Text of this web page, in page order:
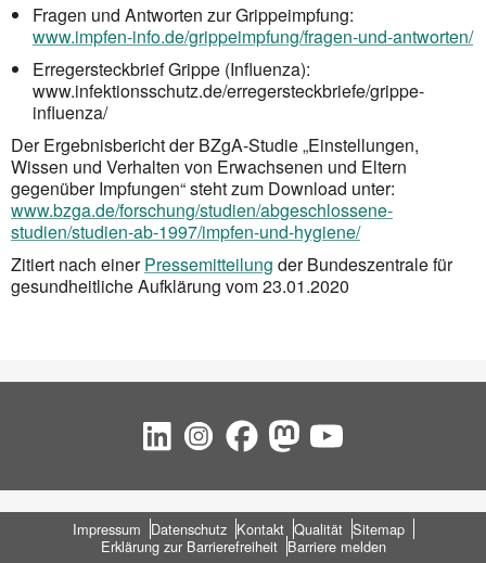
Fragen und Antworten zur Grippeimpfung:
www.impfen-info.de/grippeimpfung/fragen-und-antworten/
Erregersteckbrief Grippe (Influenza):
www.infektionsschutz.de/erregersteckbriefe/grippe-
influenza/
Der Ergebnisbericht der BZgA-Studie „Einstellungen,
Wissen und Verhalten von Erwachsenen und Eltern
gegenüber Impfungen“ steht zum Download unter:
www.bzga.de/forschung/studien/abgeschlossene-
studien/studien-ab-1997/impfen-und-hygiene/
Zitiert nach einerPressemitteilung der Bundeszentrale für
gesundheitliche Aufklärung vom 23.01.2020
Social Bookmarks
FußbereichImpressum Datenschutz Kontakt Qualität Sitemap
Erklärung zur Barrierefreiheit Barriere melden